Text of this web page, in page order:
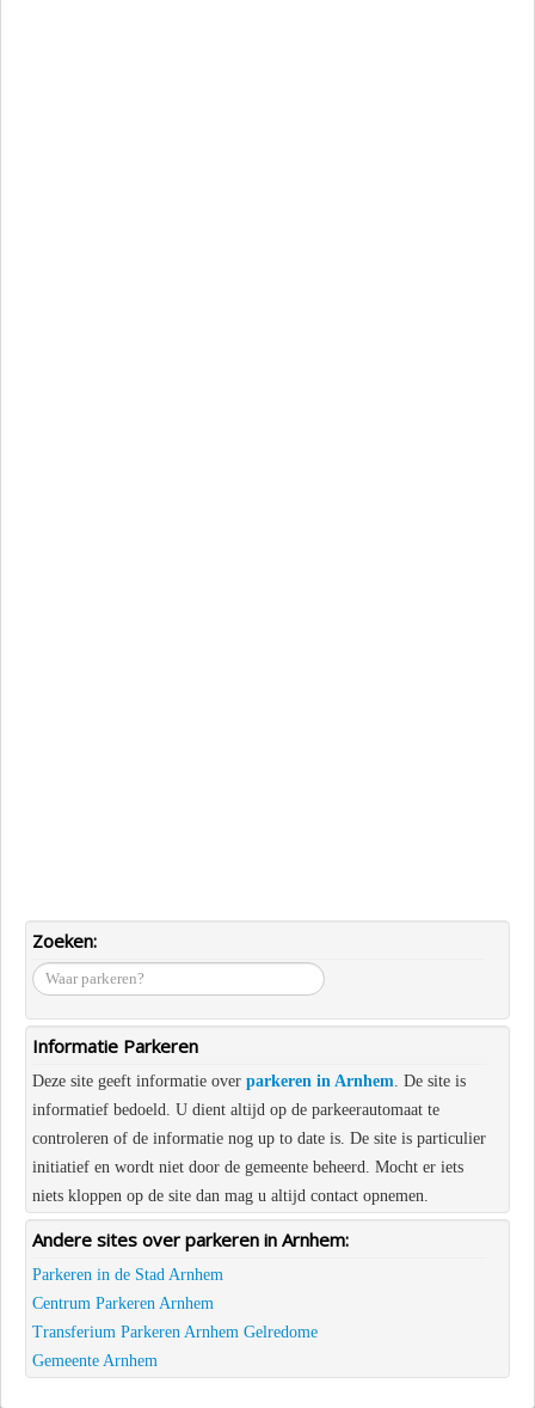
Zoeken:
waar
parkeren?
Informatie Parkeren
Deze site geeft informatie over parkeren in Arnhem . De site is
informatief bedoeld. U dient altijd op de parkeerautomaat te
controleren of de informatie nog up to date is. De site is particulier
initiatief en wordt niet door de gemeente beheerd. Mocht er iets
niets kloppen op de site dan mag u altijd contact opnemen.
Andere sites over parkeren in Arnhem:
Parkeren in de Stad Arnhem
Centrum Parkeren Arnhem
Transferium Parkeren Arnhem Gelredome
Gemeente Arnhem